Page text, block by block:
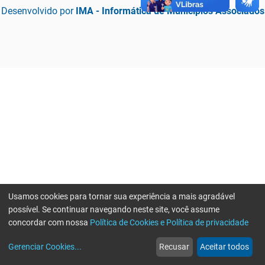
Desenvolvido por IMA - Informática de Municípios Associados
web
Notícias
more_horiz
Mais
Usamos cookies para tornar sua experiência a mais agradável
possível. Se continuar navegando neste site, você assume
concordar com nossa Política de Cookies e Política de privacidade
Gerenciar Cookies... Recusar Aceitar todos
Erro ao enviar informações, por favor tente novamente